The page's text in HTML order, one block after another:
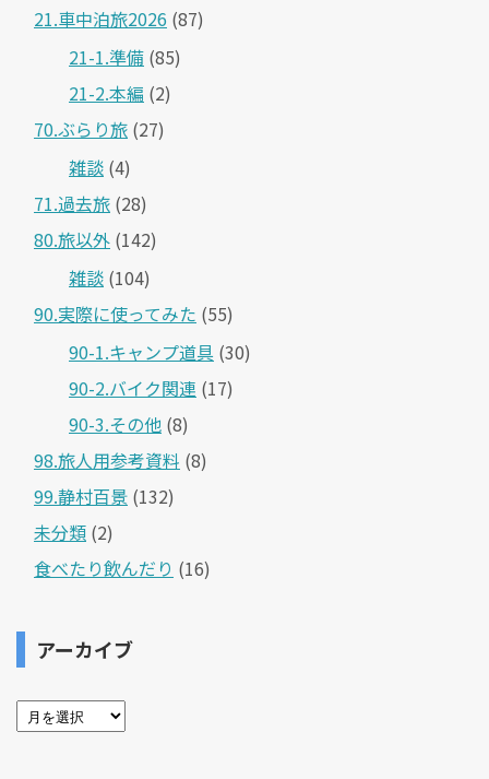
21.車中泊旅2026 (87)
21-1.準備 (85)
21-2.本編 (2)
70.ぶらり旅 (27)
雑談 (4)
71.過去旅 (28)
80.旅以外 (142)
雑談 (104)
90.実際に使ってみた (55)
90-1.キャンプ道具 (30)
90-2.バイク関連 (17)
90-3.その他 (8)
98.旅人用参考資料 (8)
99.静村百景 (132)
未分類 (2)
食べたり飲んだり (16)
アーカイブ